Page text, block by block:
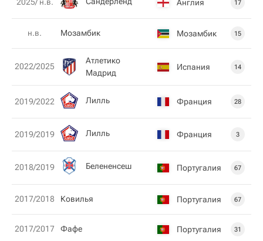
Англия 17
н.в. Мозамбик Мозамбик 15
2022/2025
Атлетико
Мадрид
Испания 14
2019/2022 Лилль Франция 28
2019/2019 Лилль Франция 3
2018/2019 Белененсеш Португалия 67
2017/2018 Ковилья Португалия 67
2017/2017 Фафе Португалия 31